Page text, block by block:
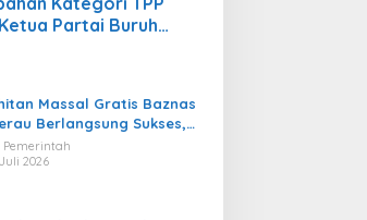
Partai Buruh
Kepatuhan Regulasi
Gratis Baznas
Berlangsung Sukses,
Kebahagiaan bagi
Anak
Pemerintah
2026